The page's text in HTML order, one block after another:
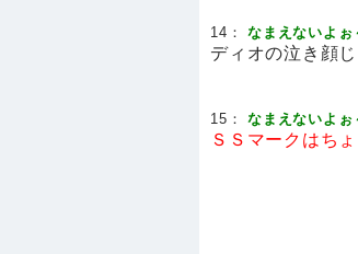
14：なまえないよぉ
ディオの泣き顔
15：なまえないよぉ
ＳＳマークはち